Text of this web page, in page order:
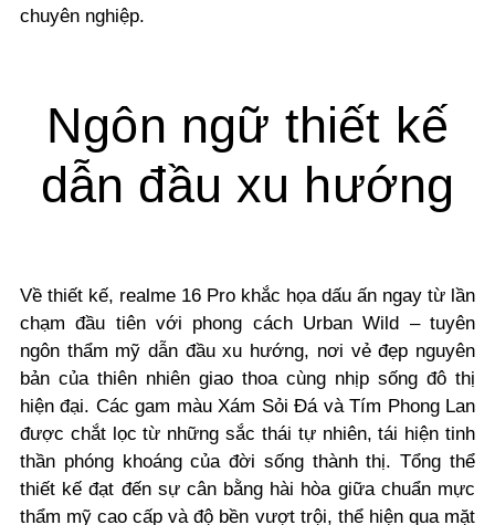
chuyên nghiệp.
Ngôn ngữ thiết kế
dẫn đầu xu hướng
Về thiết kế, realme 16 Pro khắc họa dấu ấn ngay từ lần
chạm đầu tiên với phong cách Urban Wild – tuyên
ngôn thẩm mỹ dẫn đầu xu hướng, nơi vẻ đẹp nguyên
bản của thiên nhiên giao thoa cùng nhịp sống đô thị
hiện đại. Các gam màu Xám Sỏi Đá và Tím Phong Lan
được chắt lọc từ những sắc thái tự nhiên, tái hiện tinh
thần phóng khoáng của đời sống thành thị. Tổng thể
thiết kế đạt đến sự cân bằng hài hòa giữa chuẩn mực
thẩm mỹ cao cấp và độ bền vượt trội, thể hiện qua mặt